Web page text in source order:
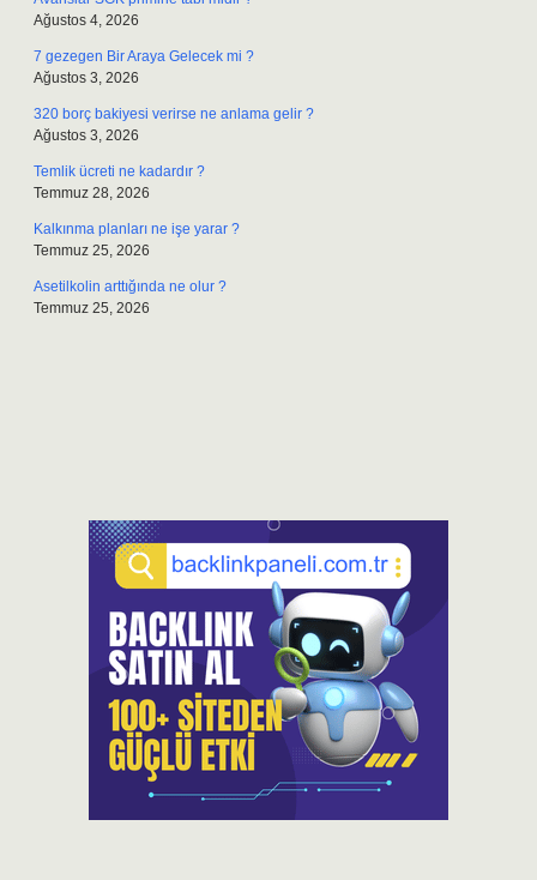
Ağustos 4, 2026
7 gezegen Bir Araya Gelecek mi ?
Ağustos 3, 2026
320 borç bakiyesi verirse ne anlama gelir ?
Ağustos 3, 2026
Temlik ücreti ne kadardır ?
Temmuz 28, 2026
Kalkınma planları ne işe yarar ?
Temmuz 25, 2026
Asetilkolin arttığında ne olur ?
Temmuz 25, 2026